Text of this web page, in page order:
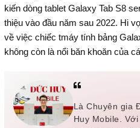
kiến dòng tablet Galaxy Tab S8
thiệu vào đầu năm sau 2022. Hi
về việc chiếc tmáy tính bảng
không còn là nổi băn khoăn của
Là Chuyên gia
Huy Mobile.